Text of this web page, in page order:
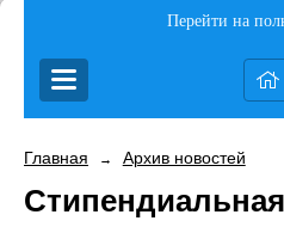
Перейти на
Главная → Архив новостей